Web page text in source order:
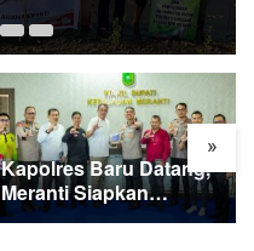
»
Kapolres Baru Datang,
Meranti Siapkan
Ekspedisi Merah Putih